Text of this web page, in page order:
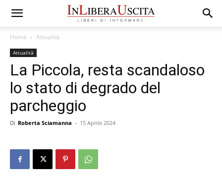
Home Attualità
Attualità
La Piccola, resta scandaloso
lo stato di degrado del
parcheggio
Di Roberta Sciamanna - 15 Aprile 2024